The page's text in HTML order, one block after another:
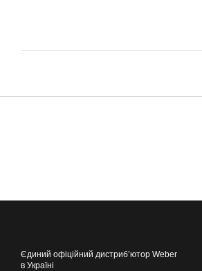
Єдиний офіційний дистрибʼютор Weber
в Україні